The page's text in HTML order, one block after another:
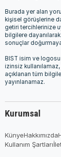
Burada yer alan
kişisel görüşlerine
getiri tercihlerinize
bilgilere
sonuçlar
BIST isim ve
izinsiz
açıklanan tüm
yayınlanamaz.
Kurumsal
KünyeHakkımızda
Kullanım Şartları